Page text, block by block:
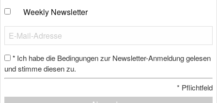
Weekly Newsletter
* Ich habe die Bedingungen zur Newsletter-Anmeldung gelesen
und stimme diesen zu.
* Pflichtfeld